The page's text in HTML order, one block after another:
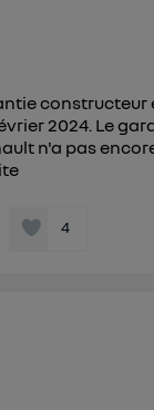
constructeur
2024. Le
n'a pas
4
sera basée
sera basée
ce
« gérer Utiq » en